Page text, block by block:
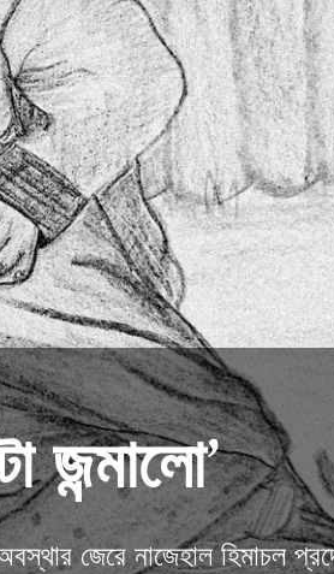
জন্মালো’
জেরে নাজেহাল হিমাচল